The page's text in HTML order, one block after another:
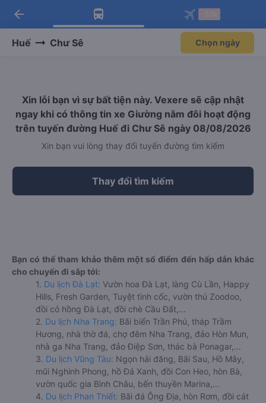
Tải app Vexere ngay!
Nhận ưu đãi thành viên độc
Mở app
Tải app Vexere
-30k/ghế khi đặt vé máy bay qua
Mở app
arrow_back
Huế Chư Sê Chọn ngày
Xin lỗi bạn vì sự bất tiện này. Vexere sẽ cập nhật
ngay khi có thông tin xe Giường nằm đôi hoạt động
trên tuyến đường Huế đi Chư Sê ngày 08/08/2026
Xin bạn vui lòng thay đổi tuyến đường tìm kiếm
Thay đổi tìm kiếm
Bạn có thể tham khảo thêm một số điểm đến hấp dẫn khác
cho chuyến đi sắp tới:
1. Du lịch Đà Lạt: Vườn hoa Đà Lạt, làng Cù Lần, Happy
Hills, Fresh Garden, Tuyệt tình cốc, vườn thú Zoodoo,
đồi cỏ hồng Đà Lạt, đồi chè Cầu Đất,...
2. Du lịch Nha Trang: Bãi biển Trần Phú, tháp Trầm
Hương, nhà thờ đá, chợ đêm Nha Trang, đảo Hòn Mun,
nhà ga Nha Trang, đảo Điệp Sơn, thác bà Ponagar,...
3. Du lịch Vũng Tàu: Ngọn hải đăng, Bãi Sau, Hồ Mây,
mũi Nghinh Phong, hồ Đá Xanh, đồi Con Heo, hòn Bà,
vườn quốc gia Bình Châu, bến thuyền Marina,...
4. Du lịch Phan Thiết: Bãi đá Ông Địa, hòn Rơm, đồi cát